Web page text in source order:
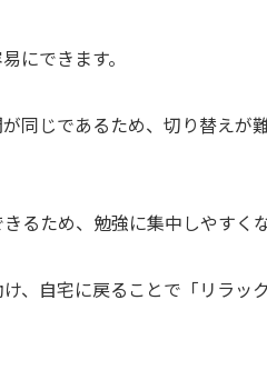
にできます。
同じであるため、切り替えが
るため、勉強に集中しやすくな
、自宅に戻ることで「リラッ